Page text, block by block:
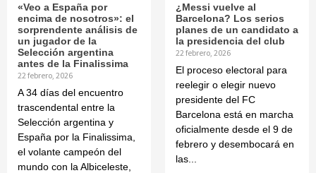
«Veo a España por
encima de nosotros»: el
sorprendente análisis de
un jugador de la
Selección argentina
antes de la Finalissima
22 febrero, 2026
A 34 días del encuentro
trascendental entre la
Selección argentina y
España por la Finalissima,
el volante campeón del
mundo con la Albiceleste,
¿Messi vuelve al
Barcelona? Los serios
planes de un candidato a
la presidencia del club
22 febrero, 2026
El proceso electoral para
reelegir o elegir nuevo
presidente del FC
Barcelona está en marcha
oficialmente desde el 9 de
febrero y desembocará en
las...